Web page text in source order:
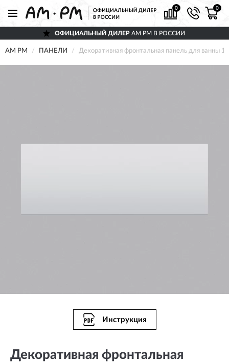
0 0
ОФИЦИАЛЬНЫЙ ДИЛЕР AM PM В РОССИИ
AM PM ПАНЕЛИ Декоративная фронтальная панель для ванны
Инструкция
Декоративная фронтальная